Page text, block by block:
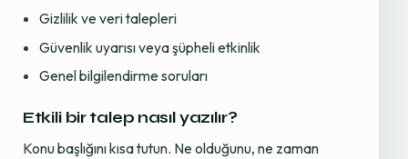
Gizlilik ve veri talepleri
Güvenlik uyarısı veya şüpheli etkinlik
Genel bilgilendirme soruları
Etkili bir talep nasıl yazılır?
Konu başlığını kısa tutun. Ne olduğunu, ne zaman